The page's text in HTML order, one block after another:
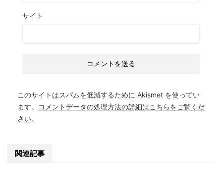
サイト
このサイトはスパムを低減するために Akismet を使ってい
ます。
コメントデータの処理方法の詳細はこちらをご覧くだ
さい。
関連記事